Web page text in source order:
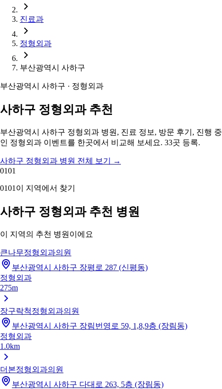
진료과
정형외과
부산광역시 사하구
부산광역시 사하구 · 정형외과
사하구 정형외과 추천
부산광역시 사하구 정형외과 병원, 진료 정보, 방문 후기, 진행 중
인 정형외과 이벤트를 한곳에서 비교해 보세요. 33곳 등록.
사하구 정형외과 병원 전체 보기
→
0101
0101 이 지역에서 찾기
사하구 정형외과 추천 병원
이 지역의 추천 병원이에요
큰나무정형외과의원
부산광역시 사하구 장평로 287 (신평동)
정형외과
275m
장구락척정형외과의원
부산광역시 사하구 장림번영로 59, 1,8,9층 (장림동)
정형외과
1.0km
더본정형외과의원
부산광역시 사하구 다대로 263, 5층 (장림동)